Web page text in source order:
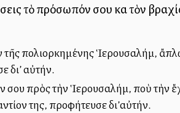
τὸ πρόσωπόν σου καὶ τὸν
πολιορκημένης Ἱερουσαλήμ,
δι’ αὐτήν.
πρὸς τὴν Ἱερουσαλήμ, ποὺ τὴν
της, προφήτευσε δι’αὐτήν.